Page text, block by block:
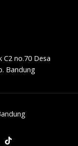
C2 no.70 Desa
Bandung